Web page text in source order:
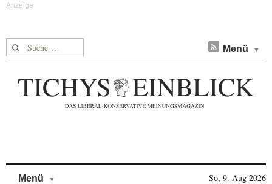
Suche nach: Menü
Menü So, 9. Aug 2026